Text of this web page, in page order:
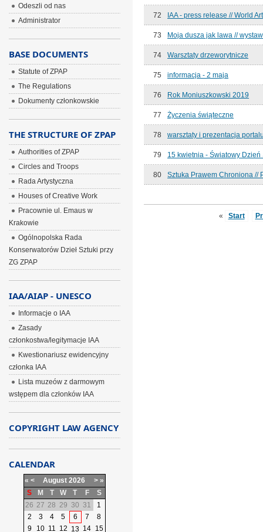
72 IAA - press release // World
73 Moja dusza jak lawa //
74 Warsztaty drzeworytnicze
75 informacja - 2 maja
76 Rok Moniuszkowski 2019
77 Życzenia świąteczne
78 warsztaty i prezentacja
79 15 kwietnia - Światowy Dzień
80 Sztuka Prawem Chroniona //
« Start
Odeszli od nas
Administrator
BASE DOCUMENTS
Statute of ZPAP
The Regulations
Dokumenty członkowskie
THE STRUCTURE OF ZPAP
Authorities of ZPAP
Circles and Troops
Rada Artystyczna
Houses of Creative Work
Pracownie ul. Emaus w
Krakowie
Ogólnopolska Rada
Konserwatorów Dzieł Sztuki przy
ZG ZPAP
IAA/AIAP - UNESCO
Informacje o IAA
Zasady
członkostwa/legitymacje IAA
Kwestionariusz ewidencyjny
członka IAA
Lista muzeów z darmowym
wstępem dla członków IAA
COPYRIGHT LAW AGENCY
CALENDAR
« < August 2026 > »
S
M T W T F
S
26 27 28 29 30 31
1
2
3 4 5 6 7
8
9
10 11 12 13 14 15